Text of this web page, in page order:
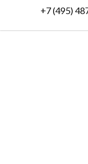
+7 (495)